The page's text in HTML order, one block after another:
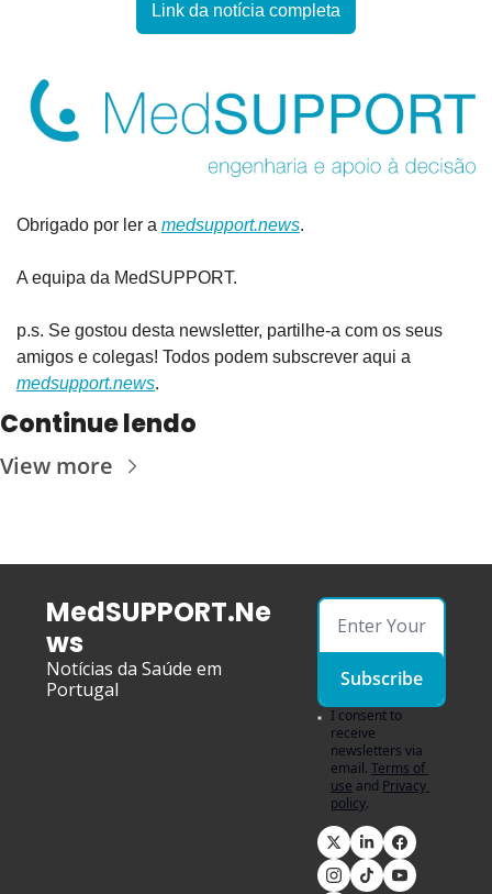
Link da notícia completa
Obrigado por ler a medsupport.news.
A equipa da MedSUPPORT.
p.s. Se gostou desta newsletter, partilhe-a com os seus
medsupport.news.
Continue lendo
View more
MedSUPPORT.Ne
ws
Notícias da Saúde em
Portugal
Subscribe
I consent to
receive
newsletters via
email. Terms of
use and Privacy
policy.